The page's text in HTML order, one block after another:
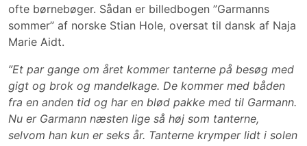
ofte børnebøger. Sådan er billedbogen ”Garmanns
sommer” af norske Stian Hole, oversat til dansk af Naja
Marie Aidt.
”Et par gange om året kommer tanterne på besøg med
gigt og brok og mandelkage. De kommer med båden
fra en anden tid og har en blød pakke med til Garmann.
Nu er Garmann næsten lige så høj som tanterne,
selvom han kun er seks år. Tanterne krymper lidt i solen